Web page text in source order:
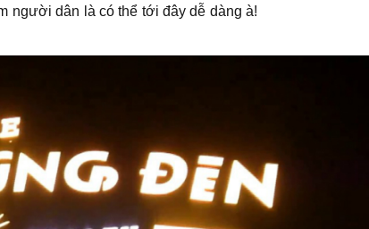
người dân là có thể tới đây dễ dàng à!